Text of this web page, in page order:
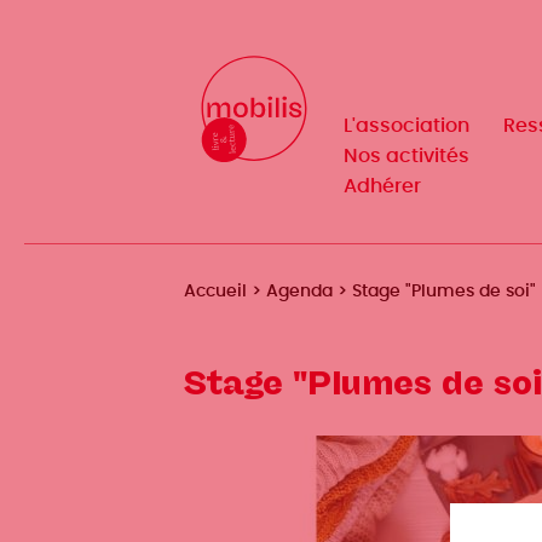
Navigation
principale
L'association
Nos activités
Adhérer
Navigation
principale
L'association
Nos activités
Adhérer
Fil
Accueil Agenda Stage "Plumes de soi"
Stage "Plumes de